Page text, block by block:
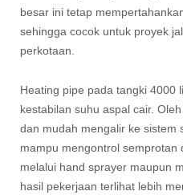
besar ini tetap
sehingga cocok untuk proyek
perkotaan.
Heating pipe pada tangki 4000
kestabilan suhu aspal cair.
dan mudah mengalir ke sistem
mampu mengontrol semprotan
melalui hand sprayer maupun
hasil pekerjaan terlihat lebih